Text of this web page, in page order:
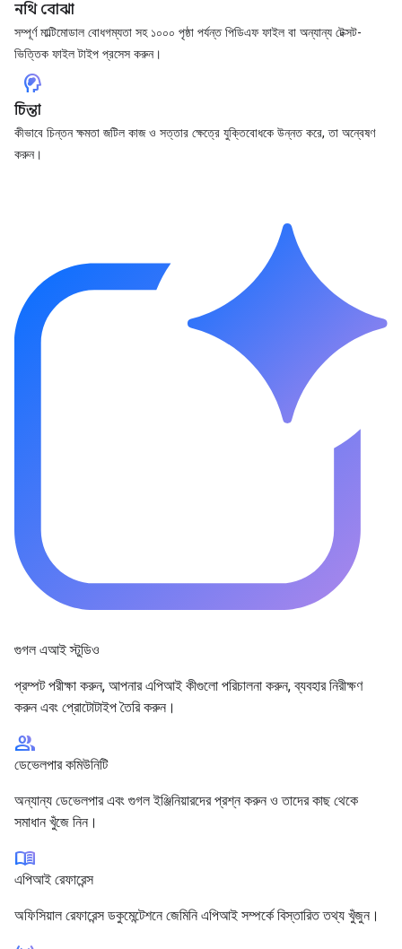
নথি বোঝা
সম্পূর্ণ মাল্টিমোডাল বোধগম্যতা সহ ১০০০ পৃষ্ঠা পর্যন্ত পিডিএফ ফাইল বা অন্যান্য টেক্সট-
ভিত্তিক ফাইল টাইপ প্রসেস করুন।
cognition_2
চিন্তা
কীভাবে চিন্তন ক্ষমতা জটিল কাজ ও সত্তার ক্ষেত্রে যুক্তিবোধকে উন্নত করে, তা অন্বেষণ
করুন।
গুগল এআই স্টুডিও
প্রম্পট পরীক্ষা করুন, আপনার এপিআই কীগুলো পরিচালনা করুন, ব্যবহার নিরীক্ষণ
করুন এবং প্রোটোটাইপ তৈরি করুন।
group
ডেভেলপার কমিউনিটি
অন্যান্য ডেভেলপার এবং গুগল ইঞ্জিনিয়ারদের প্রশ্ন করুন ও তাদের কাছ থেকে
সমাধান খুঁজে নিন।
menu_book
এপিআই রেফারেন্স
অফিসিয়াল রেফারেন্স ডকুমেন্টেশনে জেমিনি এপিআই সম্পর্কে বিস্তারিত তথ্য খুঁজুন।